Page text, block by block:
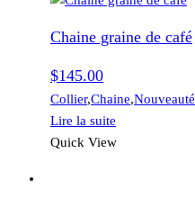
Chaine graine de café
$145.00
Collier,Chaine,Nouveauté
Lire la suite
Quick View